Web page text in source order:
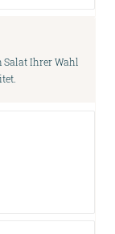
Salat Ihrer Wahl